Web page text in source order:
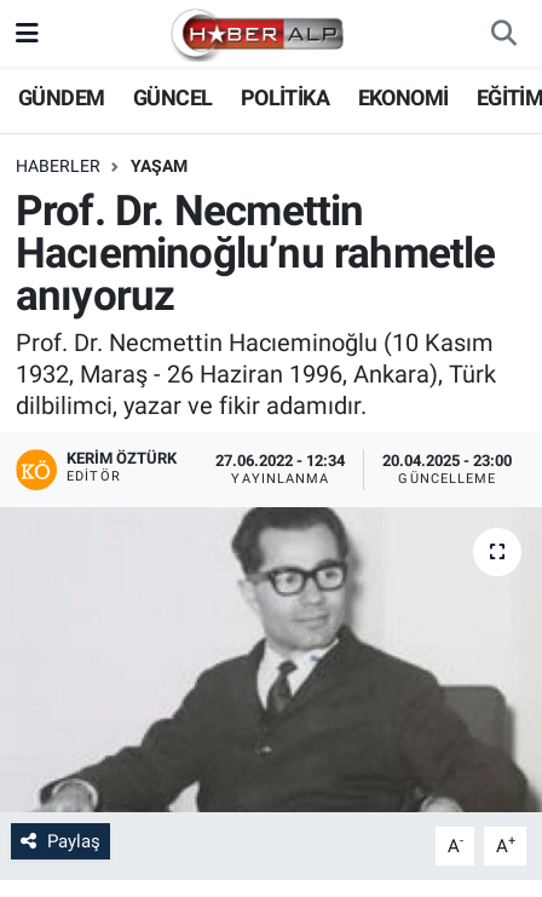
GÜNDEM GÜNCEL POLİTİKA EKONOMİ
HABERLER YAŞAM
Prof. Dr. Necmettin
Hacıeminoğlu’nu rahmetle
anıyoruz
Prof. Dr. Necmettin Hacıeminoğlu (10 Kasım
1932, Maraş - 26 Haziran 1996, Ankara), Türk
dilbilimci, yazar ve fikir adamıdır.
KERIM ÖZTÜRK
EDITÖR
27.06.2022 - 12:34
YAYINLANMA
20.04.2025 - 23:00
GÜNCELLEME
Paylaş A- A+
Nöbetçi Eczaneler
Hava Durumu
Trafik Durumu
Süper Lig Puan Durumu ve Fikstür
Tüm Manşetler
Son Dakika Haberleri
Haber Arşivi